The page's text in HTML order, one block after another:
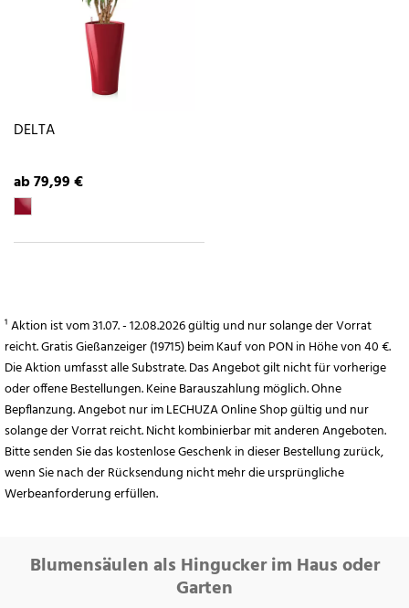
DELTA
ab 79,99 €
¹ Aktion ist vom 31.07. - 12.08.2026 gültig und nur solange der Vorrat
reicht. Gratis Gießanzeiger (19715) beim Kauf von PON in Höhe von 40 €.
Die Aktion umfasst alle Substrate. Das Angebot gilt nicht für vorherige
oder offene Bestellungen. Keine Barauszahlung möglich. Ohne
Bepflanzung. Angebot nur im LECHUZA Online Shop gültig und nur
solange der Vorrat reicht. Nicht kombinierbar mit anderen Angeboten.
Bitte senden Sie das kostenlose Geschenk in dieser Bestellung zurück,
wenn Sie nach der Rücksendung nicht mehr die ursprüngliche
Werbeanforderung erfüllen.
Blumensäulen als Hingucker im Haus oder
Garten